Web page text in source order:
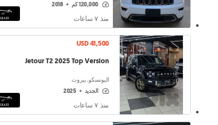
120,000 كم •
2018
منذ ٧ ساعات
USD 41,500
Jetour T2 2025 Top Version
اليونسكو, بيروت
الجديد •
2025
منذ ٧ ساعات